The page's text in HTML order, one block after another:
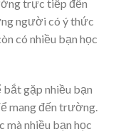
trực tiếp đến
người có ý thức
có nhiều bạn học
gặp nhiều bạn
mang đến trường.
mà nhiều bạn học